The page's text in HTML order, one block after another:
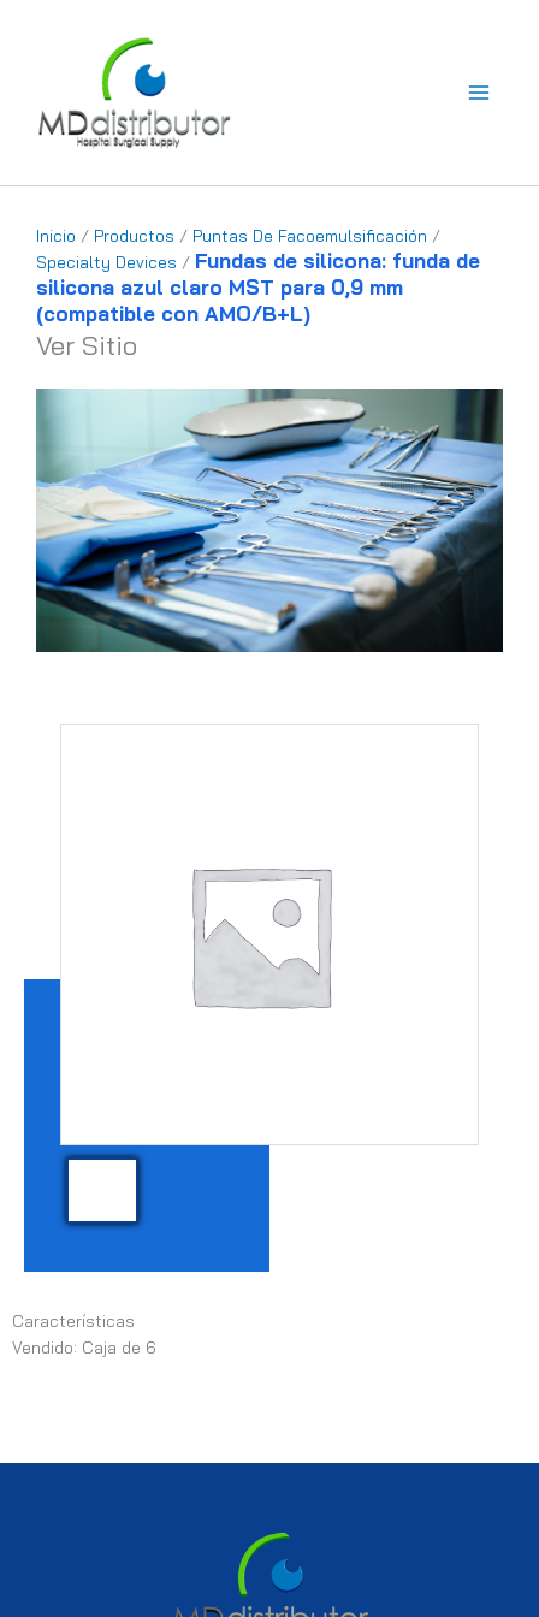
Inicio / Productos / Puntas De Facoemulsificación /
Specialty Devices / Fundas de silicona: funda de
silicona azul claro MST para 0,9 mm
(compatible con AMO/B+L)
Ver Sitio
Características
Vendido: Caja de 6